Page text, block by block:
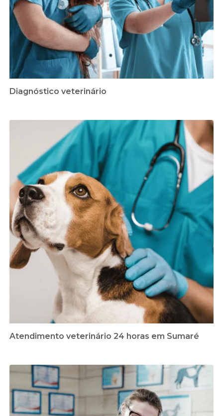
Diagnóstico veterinário
Atendimento veterinário 24 horas em Sumaré